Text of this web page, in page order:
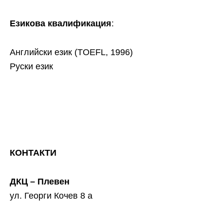
Езикова квалификация:
Английски език (TOEFL, 1996)
Руски език
КОНТАКТИ
ДКЦ – Плевен
ул. Георги Кочев 8 а